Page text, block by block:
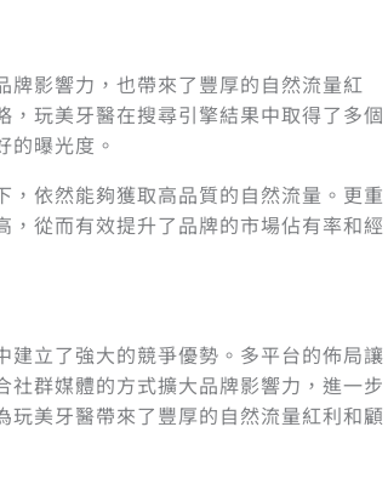
影響力，也帶來了豐厚的自然流量紅
玩美牙醫在搜尋引擎結果中取得了多個
的曝光度。
依然能夠獲取高品質的自然流量。更重
從而有效提升了品牌的市場佔有率和經
立了強大的競爭優勢。多平台的佈局讓
群媒體的方式擴大品牌影響力，進一步
美牙醫帶來了豐厚的自然流量紅利和顧